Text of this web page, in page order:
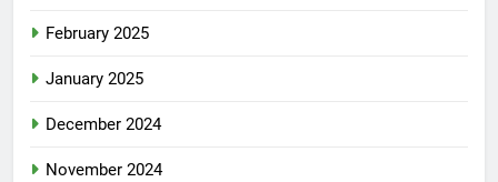
February 2025
January 2025
December 2024
November 2024